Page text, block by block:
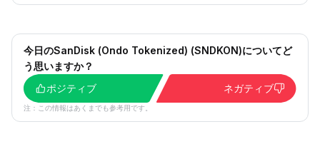
今日のSanDisk (Ondo Tokenized) (SNDKON)についてど
う思いますか？
ポジティブ
ネガティブ
注：この情報はあくまでも参考用です。